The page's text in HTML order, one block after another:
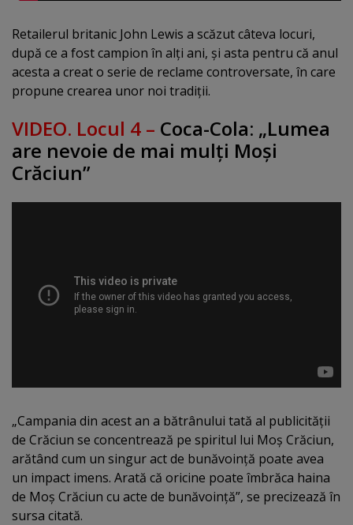
Retailerul britanic John Lewis a scăzut câteva locuri,
după ce a fost campion în alţi ani, şi asta pentru că anul
acesta a creat o serie de reclame controversate, în care
propune crearea unor noi tradiţii.
VIDEO. Locul 4 – Coca-Cola: „Lumea
are nevoie de mai mulţi Moşi
Crăciun”
„Campania din acest an a bătrânului tată al publicităţii
de Crăciun se concentrează pe spiritul lui Moş Crăciun,
arătând cum un singur act de bunăvoinţă poate avea
un impact imens. Arată că oricine poate îmbrăca haina
de Moş Crăciun cu acte de bunăvoinţă”, se precizează în
sursa citată.